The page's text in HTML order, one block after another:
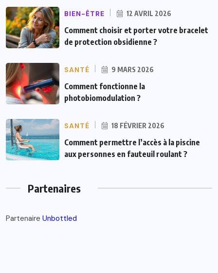
BIEN-ÊTRE 12 AVRIL 2026
Comment choisir et porter votre bracelet
de protection obsidienne ?
SANTÉ 9 MARS 2026
Comment fonctionne la
photobiomodulation ?
SANTÉ 18 FÉVRIER 2026
Comment permettre l’accès à la piscine
aux personnes en fauteuil roulant ?
Partenaires
Partenaire Unbottled